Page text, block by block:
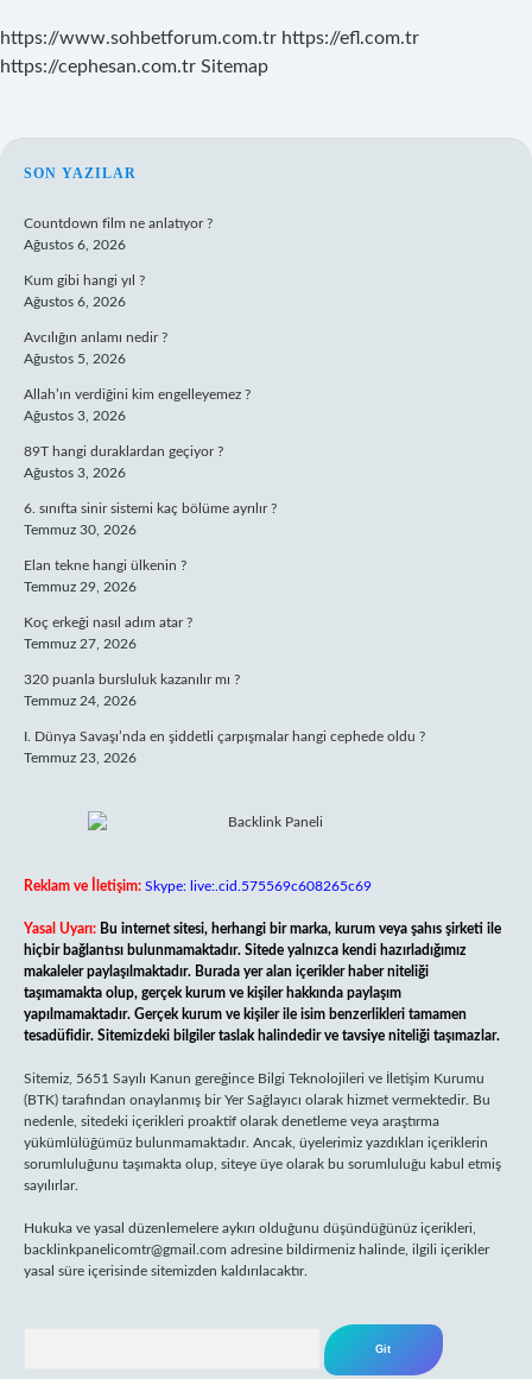
https://www.sohbetforum.com.tr https://efl.com.tr
https://cephesan.com.tr Sitemap
SIDEBAR
SON YAZILAR
Countdown film ne anlatıyor ?
Ağustos 6, 2026
Kum gibi hangi yıl ?
Ağustos 6, 2026
Avcılığın anlamı nedir ?
Ağustos 5, 2026
Allah’ın verdiğini kim engelleyemez ?
Ağustos 3, 2026
89T hangi duraklardan geçiyor ?
Ağustos 3, 2026
6. sınıfta sinir sistemi kaç bölüme ayrılır ?
Temmuz 30, 2026
Elan tekne hangi ülkenin ?
Temmuz 29, 2026
Koç erkeği nasıl adım atar ?
Temmuz 27, 2026
320 puanla bursluluk kazanılır mı ?
Temmuz 24, 2026
I. Dünya Savaşı’nda en şiddetli çarpışmalar hangi cephede oldu ?
Temmuz 23, 2026
Reklam ve İletişim: Skype: live:.cid.575569c608265c69
Yasal Uyarı: Bu internet sitesi, herhangi bir marka, kurum veya şahıs şirketi ile
hiçbir bağlantısı bulunmamaktadır. Sitede yalnızca kendi hazırladığımız
makaleler paylaşılmaktadır. Burada yer alan içerikler haber niteliği
taşımamakta olup, gerçek kurum ve kişiler hakkında paylaşım
yapılmamaktadır. Gerçek kurum ve kişiler ile isim benzerlikleri tamamen
tesadüfidir. Sitemizdeki bilgiler taslak halindedir ve tavsiye niteliği taşımazlar.
Sitemiz, 5651 Sayılı Kanun gereğince Bilgi Teknolojileri ve İletişim Kurumu
(BTK) tarafından onaylanmış bir Yer Sağlayıcı olarak hizmet vermektedir. Bu
nedenle, sitedeki içerikleri proaktif olarak denetleme veya araştırma
yükümlülüğümüz bulunmamaktadır. Ancak, üyelerimiz yazdıkları içeriklerin
sorumluluğunu taşımakta olup, siteye üye olarak bu sorumluluğu kabul etmiş
sayılırlar.
Hukuka ve yasal düzenlemelere aykırı olduğunu düşündüğünüz içerikleri,
backlinkpanelicomtr@gmail.com adresine bildirmeniz halinde, ilgili içerikler
yasal süre içerisinde sitemizden kaldırılacaktır.